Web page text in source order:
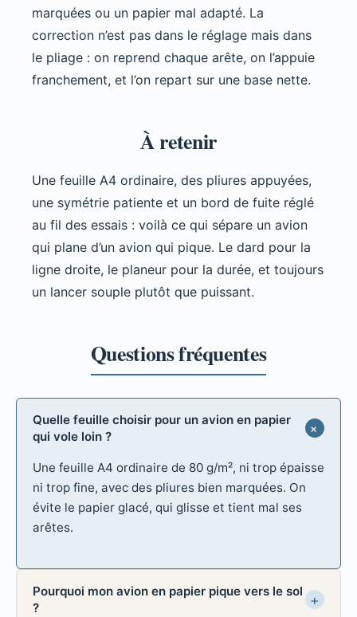
marquées ou un papier mal adapté. La
correction n’est pas dans le réglage mais dans
le pliage : on reprend chaque arête, on l’appuie
franchement, et l’on repart sur une base nette.
À retenir
Une feuille A4 ordinaire, des pliures appuyées,
une symétrie patiente et un bord de fuite réglé
au fil des essais : voilà ce qui sépare un avion
qui plane d’un avion qui pique. Le dard pour la
ligne droite, le planeur pour la durée, et toujours
un lancer souple plutôt que puissant.
Quelle feuille choisir pour un avion en papier
qui vole loin ?
Une feuille A4 ordinaire de 80 g/m², ni trop épaisse
ni trop fine, avec des pliures bien marquées. On
évite le papier glacé, qui glisse et tient mal ses
arêtes.
Pourquoi mon avion en papier pique vers le sol
?